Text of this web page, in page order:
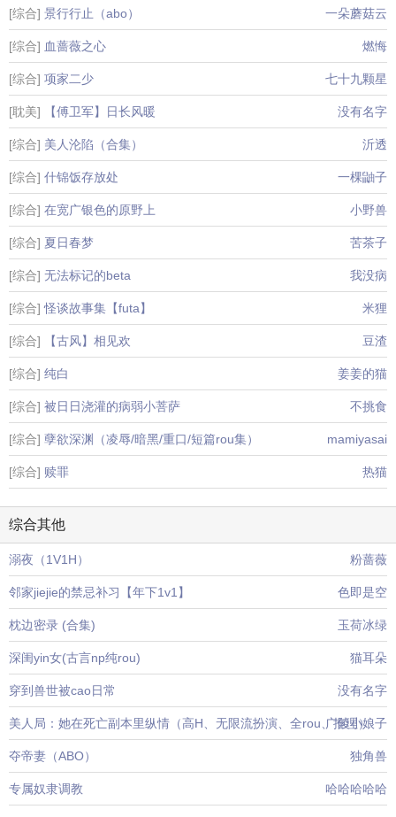
[综合] 景行行止（abo） 一朵蘑菇云
[综合] 血蔷薇之心 燃悔
[综合] 项家二少 七十九颗星
[耽美] 【傅卫军】日长风暖 没有名字
[综合] 美人沦陷（合集） 沂透
[综合] 什锦饭存放处 一棵鼬子
[综合] 在宽广银色的原野上 小野兽
[综合] 夏日春梦 苦茶子
[综合] 无法标记的beta 我没病
[综合] 怪谈故事集【futa】 米狸
[综合] 【古风】相见欢 豆渣
[综合] 纯白 姜姜的猫
[综合] 被日日浇灌的病弱小菩萨 不挑食
[综合] 孽欲深渊（凌辱/暗黑/重口/短篇rou集） mamiyasai
[综合] 赎罪 热猫
综合其他
溺夜（1V1H） 粉蔷薇
邻家jiejie的禁忌补习【年下1v1】 色即是空
枕边密录 (合集) 玉荷冰绿
深闺yin女(古言np纯rou) 猫耳朵
穿到兽世被cao日常 没有名字
美人局：她在死亡副本里纵情（高H、无限流扮演、全rou、推理）
广陵小娘子
夺帝妻（ABO） 独角兽
专属奴隶调教 哈哈哈哈哈